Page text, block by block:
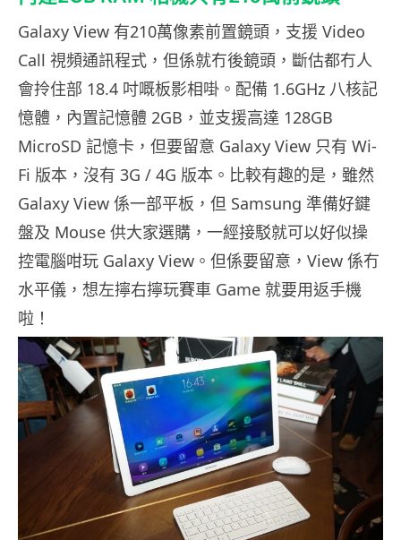
Galaxy View 有210萬像素前置鏡頭，支援 Video
Call 視頻通訊程式，但係就冇後鏡頭，斷估都冇人
會拎住部 18.4 吋嘅板影相啩。配備 1.6GHz 八核記
憶體，內置記憶體 2GB，並支援高達 128GB
MicroSD 記憶卡，但要留意 Galaxy View 只有 Wi-
Fi 版本，沒有 3G / 4G 版本。比較有趣的是，雖然
Galaxy View 係一部平板，但 Samsung 準備好鍵
盤及 Mouse 供大家選購，一經接駁就可以好似操
控電腦咁玩 Galaxy View。但係要留意，View 係冇
水平儀，想左擰右擰玩賽車 Game 就要用返手機
啦！